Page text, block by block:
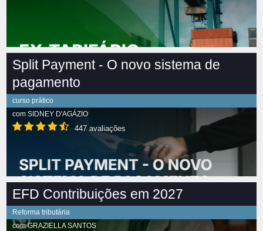
Split Payment - O novo sistema de
pagamento
curso prático
com SIDNEY D'AGÁZIO
447 avaliações
EFD Contribuições em 2027
Reforma tributária
comGRAZIELLA SANTOS